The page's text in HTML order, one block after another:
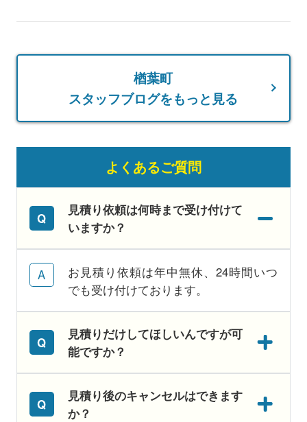
楢葉町
スタッフブログをもっと見る
よくあるご質問
見積り依頼は何時まで受け付けて
いますか？
お見積り依頼は年中無休、24時間いつ
でも受け付けております。
見積りだけしてほしいんですが可
能ですか？
見積り後のキャンセルはできます
か？